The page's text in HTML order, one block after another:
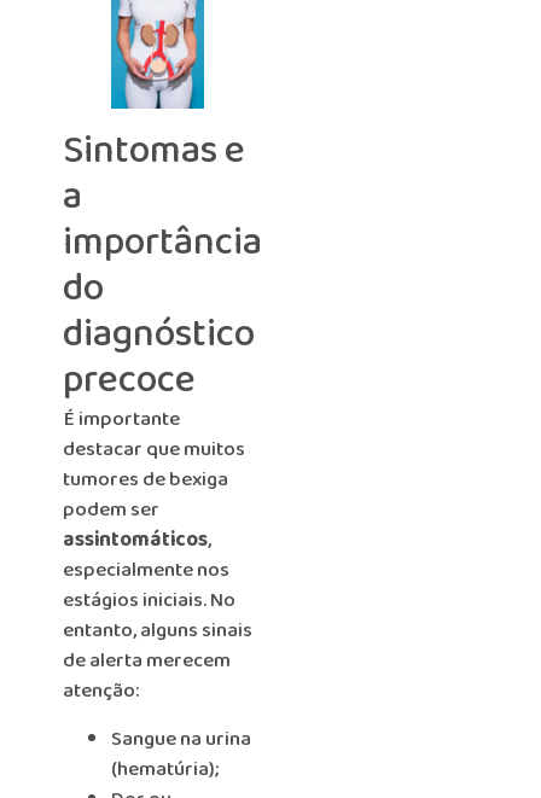
Sintomas e
a
importância
do
diagnóstico
precoce
É importante
destacar que muitos
tumores de bexiga
podem ser
assintomáticos,
especialmente nos
estágios iniciais. No
entanto, alguns sinais
de alerta merecem
atenção:
Sangue na urina
(hematúria);